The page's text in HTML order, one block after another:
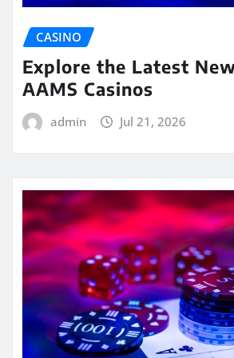
CASINO
Explore the Latest
AAMS Casinos
admin Jul 21, 2026